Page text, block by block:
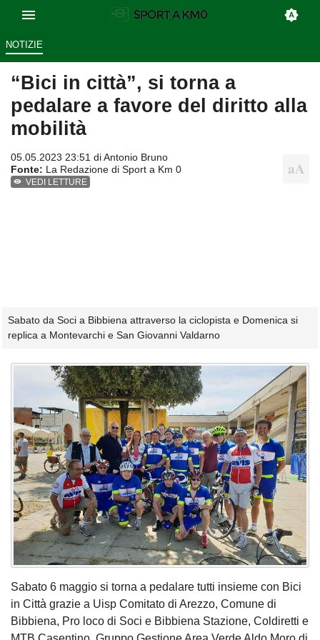
NOTIZIE
“Bici in città”, si torna a
pedalare a favore del diritto alla
mobilità
05.05.2023 23:51 diAntonio Bruno
Fonte: La Redazione di Sport a Km 0
VEDI LETTURE
Sabato da Soci a Bibbiena attraverso la ciclopista e Domenica si
replica a Montevarchi e San Giovanni Valdarno
Sabato 6 maggio si torna a pedalare tutti insieme con Bici
in Città grazie a Uisp Comitato di Arezzo, Comune di
Bibbiena, Pro loco di Soci e Bibbiena Stazione, Coldiretti e